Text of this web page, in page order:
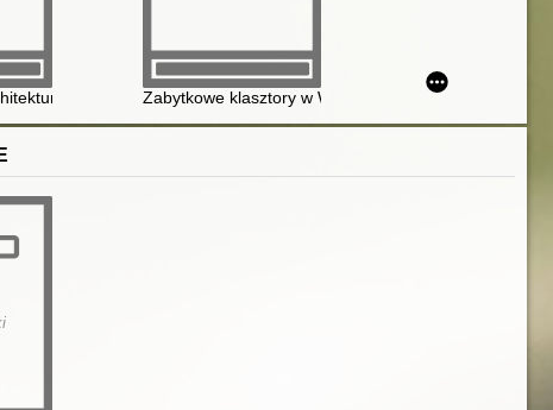
i historia Zabytkowe klasztory w Wielkopolsce